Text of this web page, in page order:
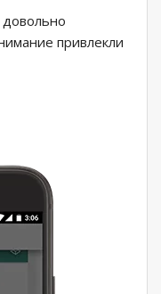
привлекли